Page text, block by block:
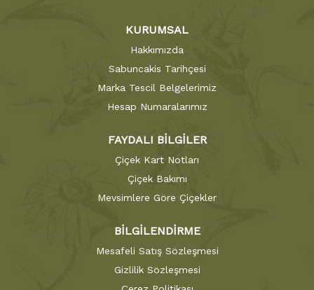
KURUMSAL
Hakkımızda
Sabuncakis Tarihçesi
Marka Tescil Belgelerimiz
Hesap Numaralarımız
FAYDALI BİLGİLER
Çiçek Kart Notları
Çiçek Bakımı
Mevsimlere Göre Çiçekler
BİLGİLENDİRME
Mesafeli Satış Sözleşmesi
Gizlilik Sözleşmesi